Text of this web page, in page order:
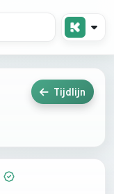
Tijdlijn